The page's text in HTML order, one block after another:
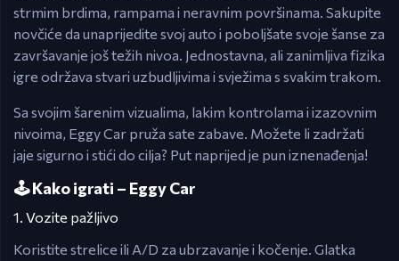
strmim brdima, rampama i neravnim površinama. Sakupite
novčiće da unaprijedite svoj auto i poboljšate svoje šanse za
završavanje još težih nivoa. Jednostavna, ali zanimljiva fizika
igre održava stvari uzbudljivima i svježima s svakim trakom.
Sa svojim šarenim vizualima, lakim kontrolama i izazovnim
nivoima, Eggy Car pruža sate zabave. Možete li zadržati
jaje sigurno i stići do cilja? Put naprijed je pun iznenađenja!
🕹️ Kako igrati – Eggy Car
1. Vozite pažljivo
Koristite strelice ili A/D za ubrzavanje i kočenje. Glatka